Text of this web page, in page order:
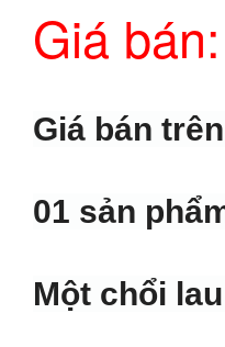
Giá
Giá bán
01 sản
Một chổi